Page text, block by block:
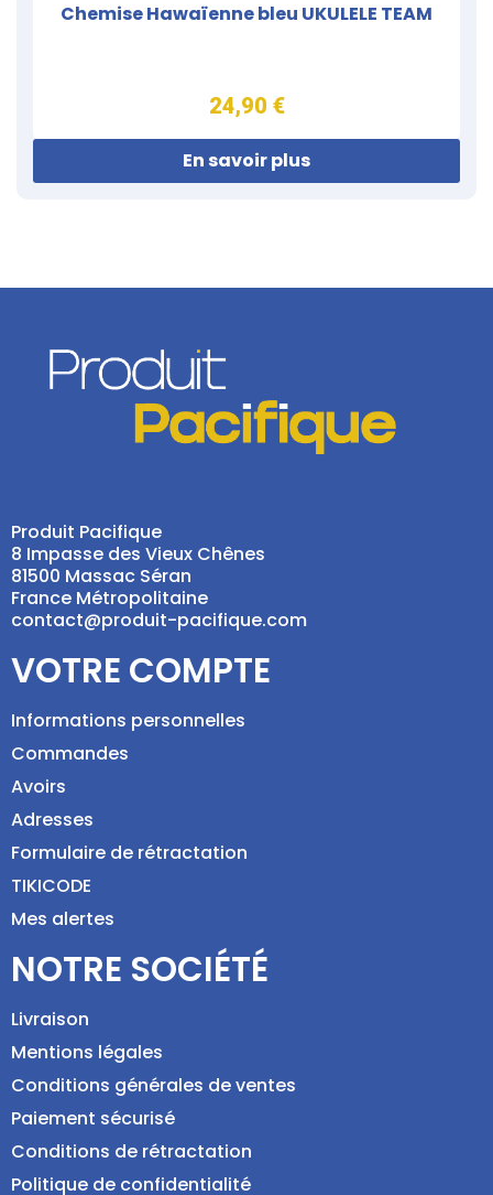
Chemise Hawaïenne bleu UKULELE TEAM
24,90 €
En savoir plus
Produit Pacifique
8 Impasse des Vieux Chênes
81500 Massac Séran
France Métropolitaine
contact@produit-pacifique.com
VOTRE COMPTE
Informations personnelles
Commandes
Avoirs
Adresses
Formulaire de rétractation
TIKICODE
Mes alertes
NOTRE SOCIÉTÉ
Livraison
Mentions légales
Conditions générales de ventes
Paiement sécurisé
Conditions de rétractation
Politique de confidentialité